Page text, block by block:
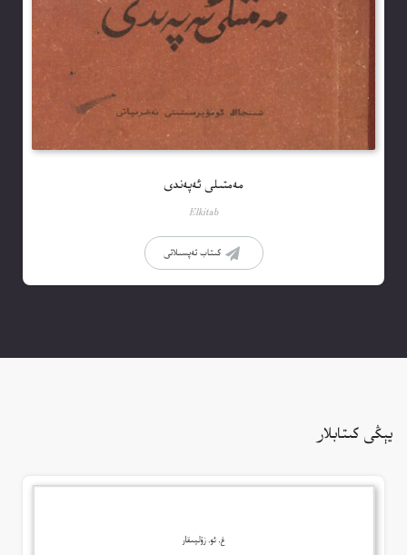
مەمتىلى ئەپەندى
Elkitab
كىتاب تەپسىلاتى
يېڭى كىتابلار